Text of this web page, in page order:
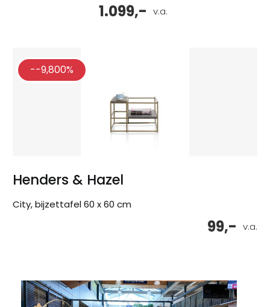
v.a.
1.099,-
--9,800%
Henders & Hazel
City, bijzettafel 60 x 60 cm
v.a.
99,-